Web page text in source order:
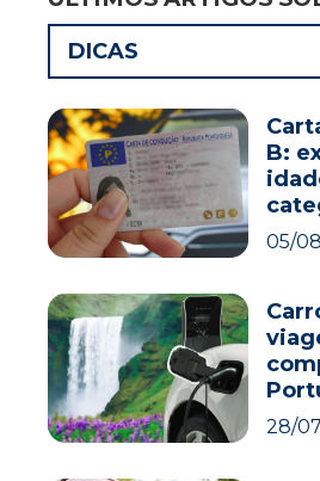
DICAS
B:
05/
28/